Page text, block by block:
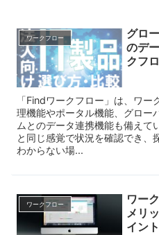
ワークフロー
グロ
のデ
クフ
「Findワークフロー」は、ワ
理機能やポータル機能、グロー
ムとのデータ連携機能も備えて
と同じ感覚で状況を確認でき、
わからない場...
ワークフロー
ワー
メリ
イン